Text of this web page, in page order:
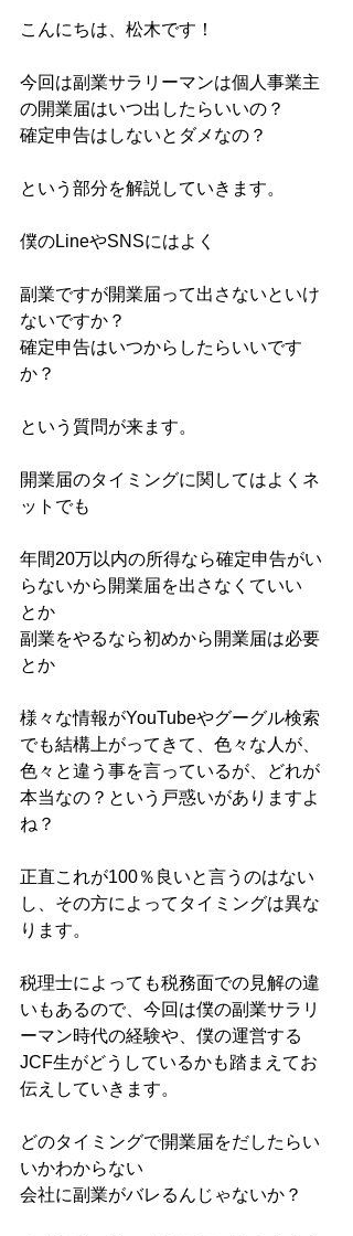
こんにちは、松木です！
今回は副業サラリーマンは個人事業主
の開業届はいつ出したらいいの？
確定申告はしないとダメなの？
という部分を解説していきます。
僕のLineやSNSにはよく
副業ですが開業届って出さないといけ
ないですか？
確定申告はいつからしたらいいです
か？
という質問が来ます。
開業届のタイミングに関してはよくネ
ットでも
年間20万以内の所得なら確定申告がい
らないから開業届を出さなくていい
とか
副業をやるなら初めから開業届は必要
とか
様々な情報がYouTubeやグーグル検索
でも結構上がってきて、色々な人が、
色々と違う事を言っているが、どれが
本当なの？という戸惑いがありますよ
ね？
正直これが100％良いと言うのはない
し、その方によってタイミングは異な
ります。
税理士によっても税務面での見解の違
いもあるので、今回は僕の副業サラリ
ーマン時代の経験や、僕の運営する
JCF生がどうしているかも踏まえてお
伝えしていきます。
どのタイミングで開業届をだしたらい
いかわからない
会社に副業がバレるんじゃないか？